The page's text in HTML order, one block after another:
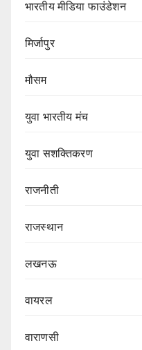
भारतीय मीडिया फाउंडेशन
मिर्जापुर
मौसम
युवा भारतीय मंच
युवा सशक्तिकरण
राजनीती
राजस्थान
लखनऊ
वायरल
वाराणसी